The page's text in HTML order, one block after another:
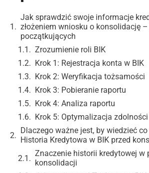
Jak sprawdzić swoje informacje
złożeniem wniosku o konsolidację
początkujących
Zrozumienie roli BIK
Krok 1: Rejestracja konta w BIK
Krok 2: Weryfikacja tożsamości
Krok 3: Pobieranie raportu
Krok 4: Analiza raportu
Krok 5: Optymalizacja
Dlaczego ważne jest, by wiedzieć
Historia Kredytowa w BIK przed
Znaczenie historii kredytowej w
konsolidacji